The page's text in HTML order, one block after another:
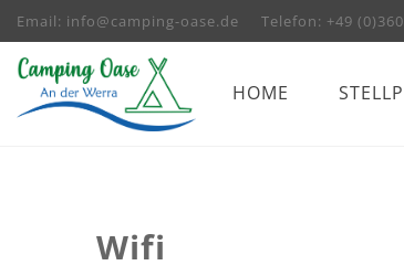
Email: info@camping-oase.de Telefon: +49
HOME
Wifi